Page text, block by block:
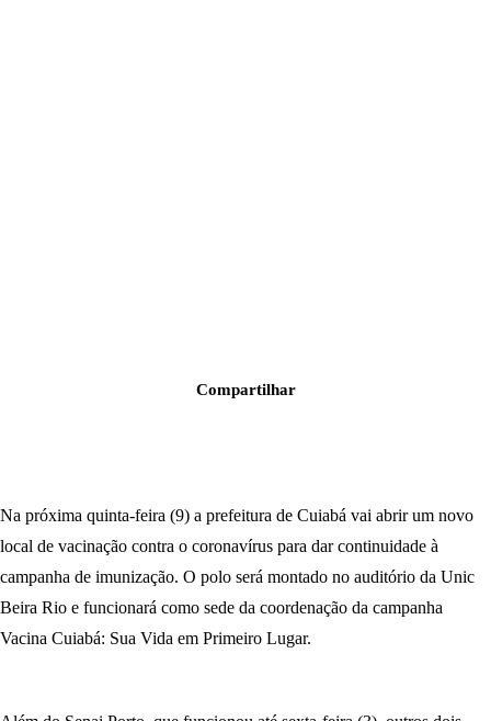
Compartilhar
Na próxima quinta-feira (9) a prefeitura de Cuiabá vai abrir um novo
local de vacinação contra o coronavírus para dar continuidade à
campanha de imunização. O polo será montado no auditório da Unic
Beira Rio e funcionará como sede da coordenação da campanha
Vacina Cuiabá: Sua Vida em Primeiro Lugar.